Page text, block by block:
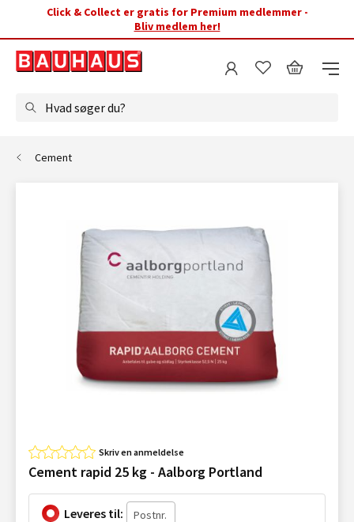
Click & Collect er gratis for Premium medlemmer -
Bliv medlem her!
Hvad søger du?
Cement
Skriv en anmeldelse
Cement rapid 25 kg - Aalborg Portland
Leveres til: